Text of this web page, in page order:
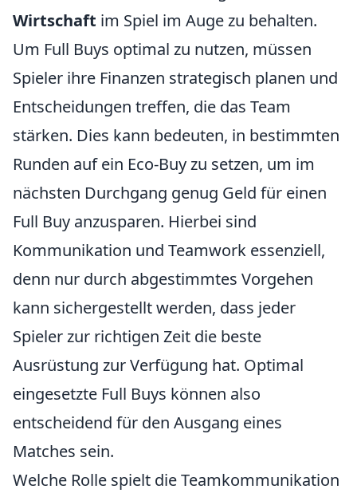
Wirtschaft im Spiel im Auge zu behalten.
Um Full Buys optimal zu nutzen, müssen
Spieler ihre Finanzen strategisch planen und
Entscheidungen treffen, die das Team
stärken. Dies kann bedeuten, in bestimmten
Runden auf ein Eco-Buy zu setzen, um im
nächsten Durchgang genug Geld für einen
Full Buy anzusparen. Hierbei sind
Kommunikation und Teamwork essenziell,
denn nur durch abgestimmtes Vorgehen
kann sichergestellt werden, dass jeder
Spieler zur richtigen Zeit die beste
Ausrüstung zur Verfügung hat. Optimal
eingesetzte Full Buys können also
entscheidend für den Ausgang eines
Matches sein.
Welche Rolle spielt die Teamkommunikation